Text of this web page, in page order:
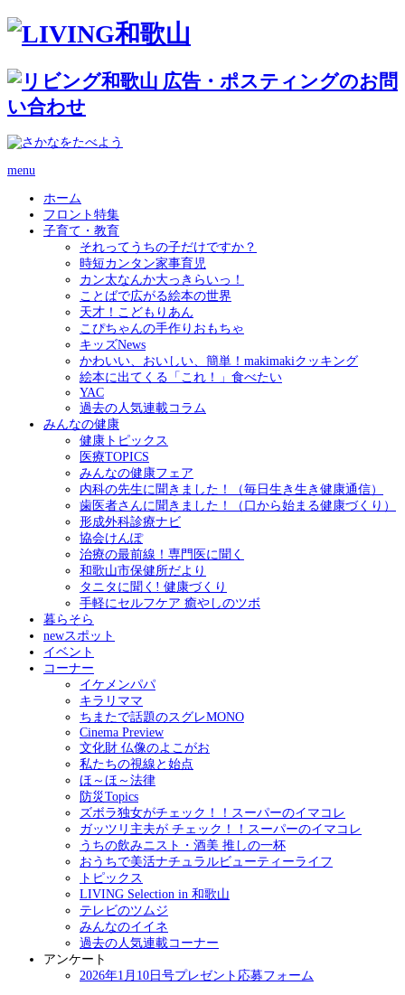
menu
ホーム
フロント特集
子育て・教育
それってうちの子だけですか？
時短カンタン家事育児
カン太なんか大っきらいっ！
ことばで広がる絵本の世界
天才！こどもりあん
こぴちゃんの手作りおもちゃ
キッズNews
かわいい、おいしい、簡単！makimakiクッキング
絵本に出てくる「これ！」食べたい
YAC
過去の人気連載コラム
みんなの健康
健康トピックス
医療TOPICS
みんなの健康フェア
内科の先生に聞きました！（毎日生き生き健康通信）
歯医者さんに聞きました！（口から始まる健康づくり）
形成外科診療ナビ
協会けんぽ
治療の最前線！専門医に聞く
和歌山市保健所だより
タニタに聞く! 健康づくり
手軽にセルフケア 癒やしのツボ
暮らそら
newスポット
イベント
コーナー
イケメンパパ
キラリママ
ちまたで話題のスグレMONO
Cinema Preview
文化財 仏像のよこがお
私たちの視線と始点
ほ～ほ～法律
防災Topics
ズボラ独女がチェック！！スーパーのイマコレ
ガッツリ主夫が チェック！！スーパーのイマコレ
うちの飲みニスト・酒美 推しの一杯
おうちで美活ナチュラルビューティーライフ
トピックス
LIVING Selection in 和歌山
テレビのツムジ
みんなのイイネ
過去の人気連載コーナー
アンケート
2026年1月10日号プレゼント応募フォーム